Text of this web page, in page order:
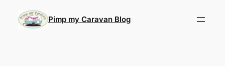
Pimp my Caravan Blog